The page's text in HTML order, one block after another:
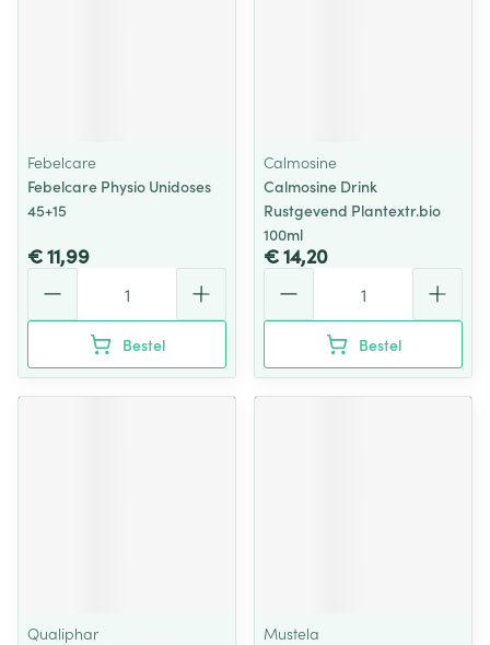
Febelcare
Febelcare Physio Unidoses
45+15
€ 11,99
Bestel
Calmosine
Calmosine Drink
Rustgevend Plantextr.bio
100ml
€ 14,20
Bestel
Qualiphar
Mustela